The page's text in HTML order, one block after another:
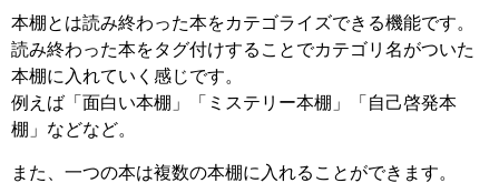
本棚とは読み終わった本をカテゴライズできる機能です。
読み終わった本をタグ付けすることでカテゴリ名がついた
本棚に入れていく感じです。
例えば「面白い本棚」「ミステリー本棚」「自己啓発本
棚」などなど。
また、一つの本は複数の本棚に入れることができます。